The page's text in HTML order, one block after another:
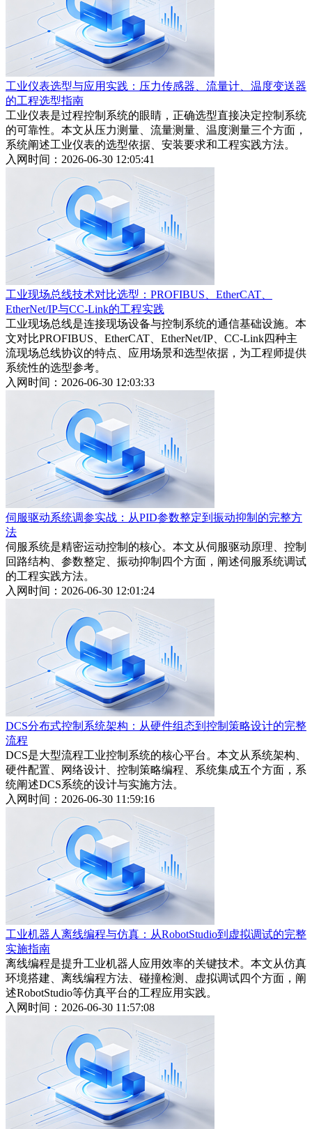
工业仪表选型与应用实践：压力传感器、流量计、温度变送器
的工程选型指南
工业仪表是过程控制系统的眼睛，正确选型直接决定控制系统
的可靠性。本文从压力测量、流量测量、温度测量三个方面，
系统阐述工业仪表的选型依据、安装要求和工程实践方法。
入网时间：2026-06-30 12:05:41
工业现场总线技术对比选型：PROFIBUS、EtherCAT、
EtherNet/IP与CC-Link的工程实践
工业现场总线是连接现场设备与控制系统的通信基础设施。本
文对比PROFIBUS、EtherCAT、EtherNet/IP、CC-Link四种主
流现场总线协议的特点、应用场景和选型依据，为工程师提供
系统性的选型参考。
入网时间：2026-06-30 12:03:33
伺服驱动系统调参实战：从PID参数整定到振动抑制的完整方
法
伺服系统是精密运动控制的核心。本文从伺服驱动原理、控制
回路结构、参数整定、振动抑制四个方面，阐述伺服系统调试
的工程实践方法。
入网时间：2026-06-30 12:01:24
DCS分布式控制系统架构：从硬件组态到控制策略设计的完整
流程
DCS是大型流程工业控制系统的核心平台。本文从系统架构、
硬件配置、网络设计、控制策略编程、系统集成五个方面，系
统阐述DCS系统的设计与实施方法。
入网时间：2026-06-30 11:59:16
工业机器人离线编程与仿真：从RobotStudio到虚拟调试的完整
实施指南
离线编程是提升工业机器人应用效率的关键技术。本文从仿真
环境搭建、离线编程方法、碰撞检测、虚拟调试四个方面，阐
述RobotStudio等仿真平台的工程应用实践。
入网时间：2026-06-30 11:57:08